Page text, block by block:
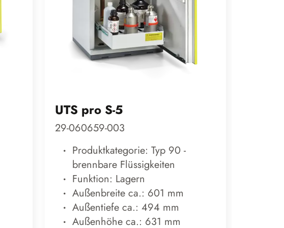
UTS pro S-5
29-060659-003
Produktkategorie: Typ 90 -
brennbare Flüssigkeiten
Funktion: Lagern
Außenbreite ca.: 601 mm
Außentiefe ca.: 494 mm
Außenhöhe ca.: 631 mm